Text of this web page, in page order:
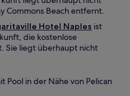
Commons Beach entfernt.
Hotel Naples ist
die kostenlose
Sie liegt überhaupt nicht
Pool in der Nähe von Pelican